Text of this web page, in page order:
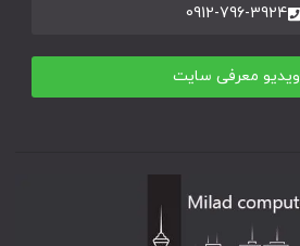
0912-796-3924
ویدیو معرفی سایت